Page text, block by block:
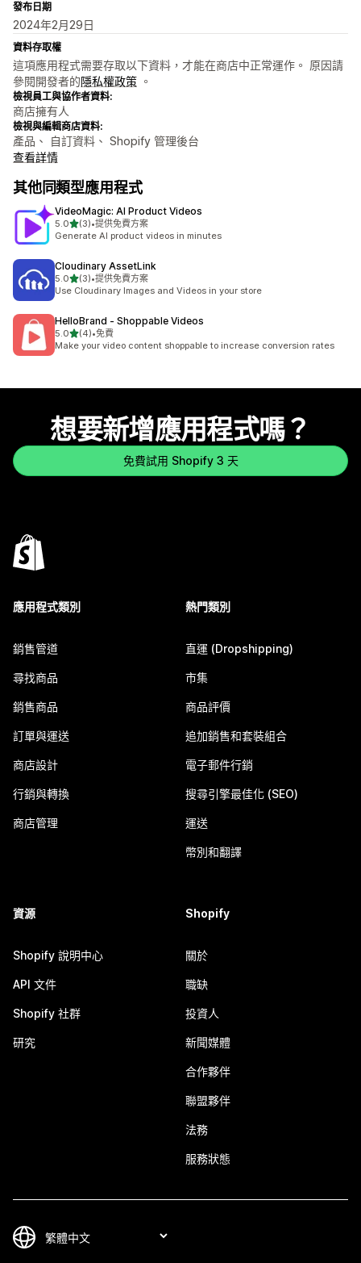
發布日期
2024年2月29日
資料存取權
這項應用程式需要存取以下資料，才能在商店中正常運作。 原因請
參閱開發者的隱私權政策 。
檢視員工與協作者資料:
商店擁有人
檢視與編輯商店資料:
產品、 自訂資料、 Shopify 管理後台
查看詳情
其他同類型應用程式
VideoMagic: AI Product Videos
5.0滿分 5 顆星
(3)
共有 3 則評價
•提供免費方案
Generate AI product videos in minutes
Cloudinary AssetLink
5.0滿分 5 顆星
(3)
共有 3 則評價
•提供免費方案
Use Cloudinary Images and Videos in your store
HelloBrand ‑ Shoppable Videos
5.0滿分 5 顆星
(4)
共有 4 則評價
•免費
Make your video content shoppable to increase conversion rates
想要新增應用程式嗎？
免費試用 Shopify 3 天
應用程式類別
銷售管道
尋找商品
銷售商品
訂單與運送
商店設計
行銷與轉換
商店管理
熱門類別
直運 (Dropshipping)
市集
商品評價
追加銷售和套裝組合
電子郵件行銷
搜尋引擎最佳化 (SEO)
運送
幣別和翻譯
資源
Shopify 說明中心
API 文件
Shopify 社群
研究
Shopify
關於
職缺
投資人
新聞媒體
合作夥伴
聯盟夥伴
法務
服務狀態